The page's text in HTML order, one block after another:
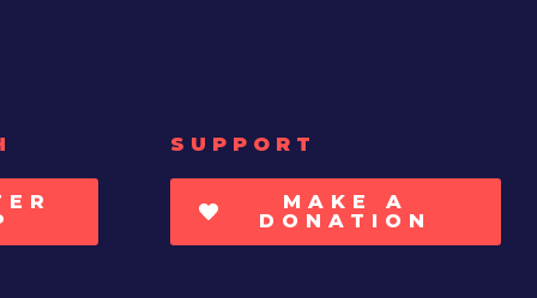
SUPPORT
MAKE A
DONATION